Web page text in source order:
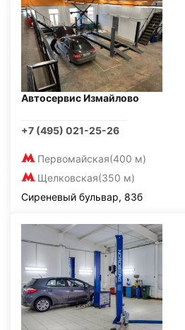
Автосервис Измайлово
+7 (495) 021-25-26
Первомайская(400 м)
Щелковская(350 м)
Сиреневый бульвар, 83б